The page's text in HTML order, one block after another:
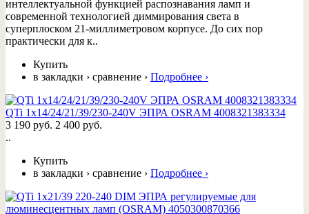
интеллектуальной функцией распознавания ламп и
современной технологией диммирования света в
суперплоском 21-миллиметровом корпусе. До сих пор
практически для к..
Купить
в закладки › сравнение › Подробнее ›
QTi 1x14/24/21/39/230-240V ЭПРА OSRAM 4008321383334
3 190 руб. 2 400 руб.
..
Купить
в закладки › сравнение › Подробнее ›